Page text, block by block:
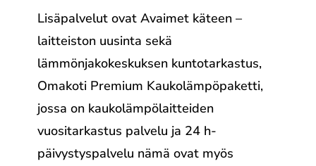
Lisäpalvelut ovat Avaimet käteen –
laitteiston uusinta sekä
lämmönjakokeskuksen kuntotarkastus,
Omakoti Premium Kaukolämpöpaketti,
jossa on kaukolämpölaitteiden
vuositarkastus palvelu ja 24 h-
päivystyspalvelu nämä ovat myös